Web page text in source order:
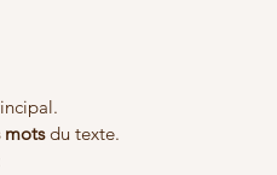
mots du texte.